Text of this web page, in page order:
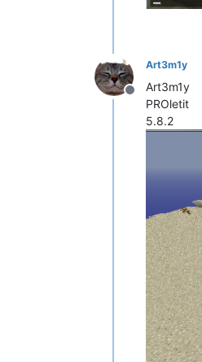
Не в сети
Art3m1y
Art3m1y
PROletit
5.8.2